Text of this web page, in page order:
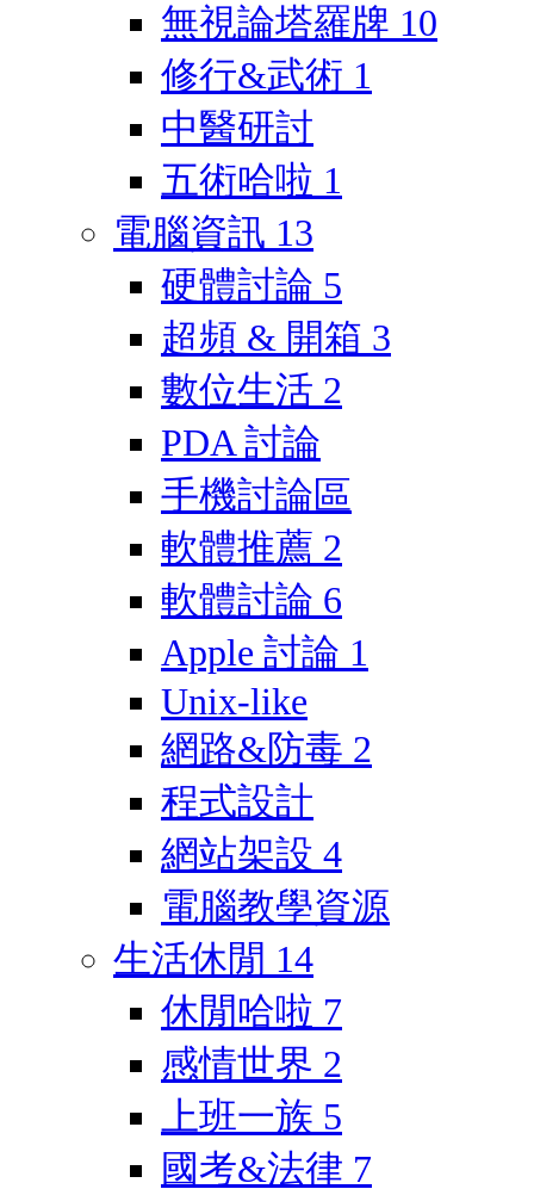
無視論塔羅牌 10
修行&武術 1
中醫研討
五術哈啦 1
電腦資訊 13
硬體討論 5
超頻 & 開箱 3
數位生活 2
PDA 討論
手機討論區
軟體推薦 2
軟體討論 6
Apple 討論 1
Unix-like
網路&防毒 2
程式設計
網站架設 4
電腦教學資源
生活休閒 14
休閒哈啦 7
感情世界 2
上班一族 5
國考&法律 7